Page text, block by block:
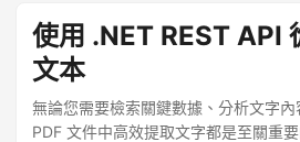
使用 .NET REST API
文本
無論您需要檢索關鍵數據、分析文字
PDF 文件中高效提取文字都是至關重